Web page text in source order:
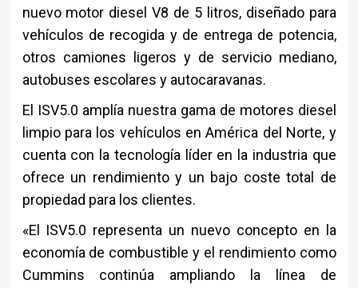
nuevo motor diesel V8 de 5 litros, diseñado para
vehículos de recogida y de entrega de potencia,
otros camiones ligeros y de servicio mediano,
autobuses escolares y autocaravanas.
El ISV5.0 amplía nuestra gama de motores diesel
limpio para los vehículos en América del Norte, y
cuenta con la tecnología líder en la industria que
ofrece un rendimiento y un bajo coste total de
propiedad para los clientes.
«El ISV5.0 representa un nuevo concepto en la
economía de combustible y el rendimiento como
Cummins continúa ampliando la línea de